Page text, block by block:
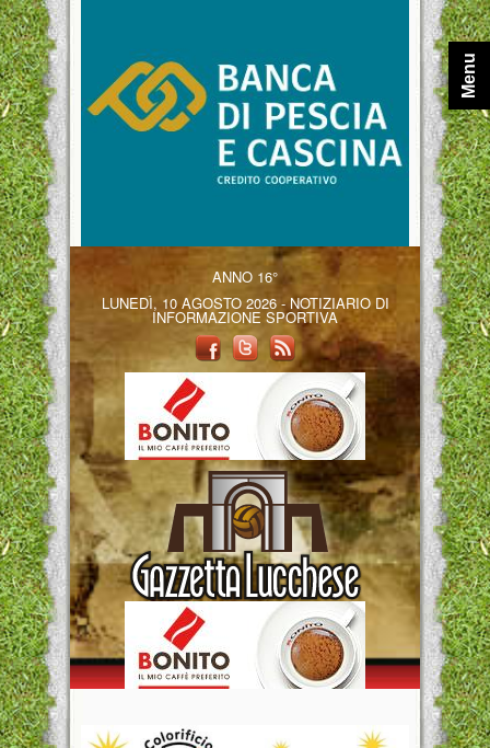
ANNO 16°
LUNEDÌ, 10 AGOSTO 2026 - NOTIZIARIO DI
INFORMAZIONE SPORTIVA
Menu